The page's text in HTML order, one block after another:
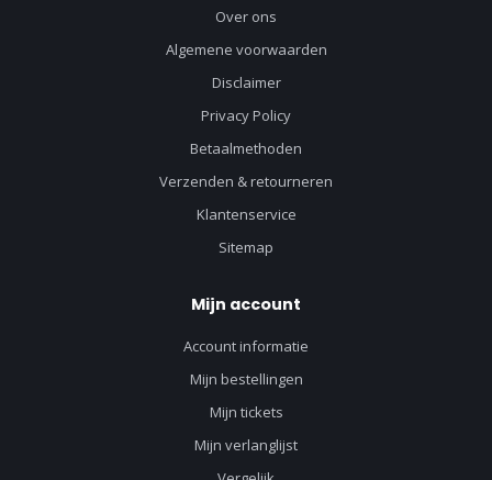
Over ons
Algemene voorwaarden
Disclaimer
Privacy Policy
Betaalmethoden
Verzenden & retourneren
Klantenservice
Sitemap
Mijn account
Account informatie
Mijn bestellingen
Mijn tickets
Mijn verlanglijst